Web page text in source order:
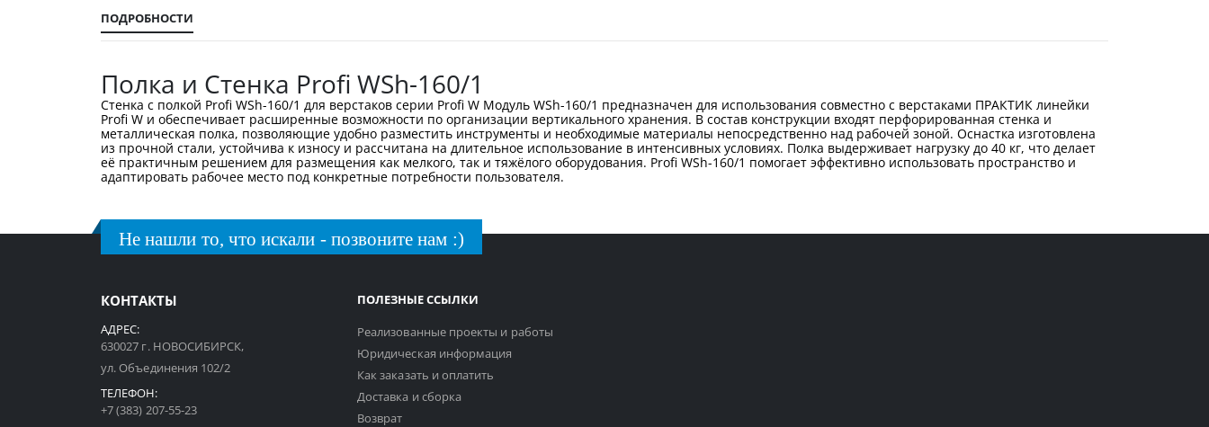
началу
галереи
изображений
ПОДРОБНОСТИ
Полка и Стенка Profi WSh-160/1
Стенка с полкой Profi WSh-160/1 для верстаков серии Profi W Модуль WSh-160/1 предназначен для использования совместно с верстаками ПРАКТИК линейки
Profi W и обеспечивает расширенные возможности по организации вертикального хранения. В состав конструкции входят перфорированная стенка и
металлическая полка, позволяющие удобно разместить инструменты и необходимые материалы непосредственно над рабочей зоной. Оснастка изготовлена
из прочной стали, устойчива к износу и рассчитана на длительное использование в интенсивных условиях. Полка выдерживает нагрузку до 40 кг, что делает
её практичным решением для размещения как мелкого, так и тяжёлого оборудования. Profi WSh-160/1 помогает эффективно использовать пространство и
адаптировать рабочее место под конкретные потребности пользователя.
Не нашли то, что искали - позвоните нам :)
КОНТАКТЫ
АДРЕС:
630027 г. НОВОСИБИРСК,
ул. Объединения 102/2
ТЕЛЕФОН:
+7 (383) 207-55-23
ПОЛЕЗНЫЕ ССЫЛКИ
Реализованные проекты и работы
Юридическая информация
Как заказать и оплатить
Доставка и сборка
Возврат